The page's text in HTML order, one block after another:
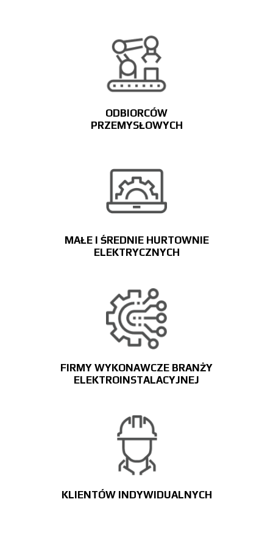
ODBIORCÓW
PRZEMYSŁOWYCH
MAŁE I ŚREDNIE HURTOWNIE
ELEKTRYCZNYCH
FIRMY WYKONAWCZE BRANŻY
ELEKTROINSTALACYJNEJ
KLIENTÓW INDYWIDUALNYCH